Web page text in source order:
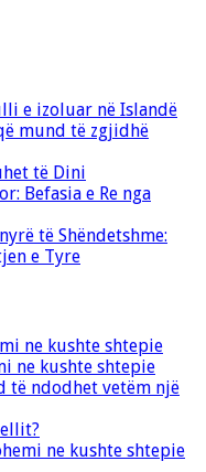
e izoluar në Islandë
mund të zgjidhë
të Dini
Befasia e Re nga
të Shëndetshme:
e Tyre
ne kushte shtepie
ne kushte shtepie
të ndodhet vetëm një
ne kushte shtepie